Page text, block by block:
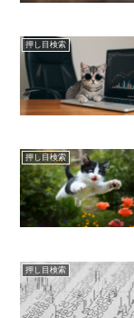
押し目検索
押し目検索
押し目検索